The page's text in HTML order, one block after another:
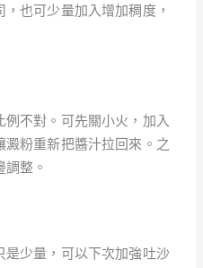
也可少量加入增加稠度，
不對。可先關小火，加入
粉重新把醬汁拉回來。之
整。
少量，可以下次加強吐沙